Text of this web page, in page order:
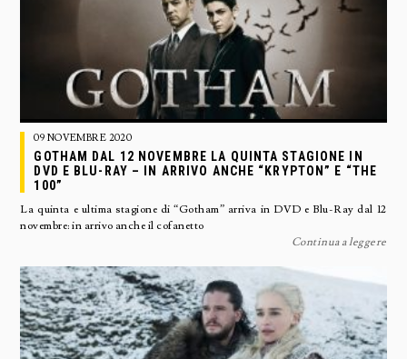
09 NOVEMBRE 2020
GOTHAM DAL 12 NOVEMBRE LA QUINTA STAGIONE IN
DVD E BLU-RAY – IN ARRIVO ANCHE “KRYPTON” E “THE
100”
La quinta e ultima stagione di “Gotham” arriva in DVD e Blu-Ray dal 12
novembre: in arrivo anche il cofanetto
Continua a leggere